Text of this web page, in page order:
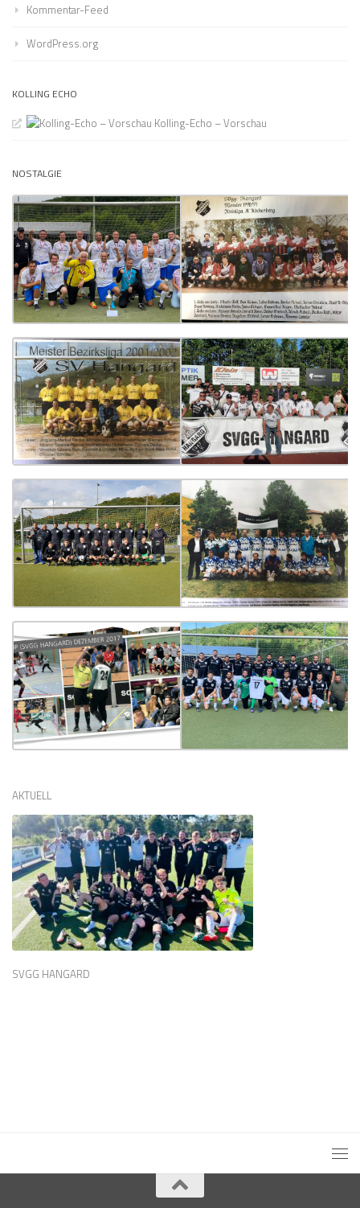
Kommentar-Feed
WordPress.org
KOLLING ECHO
Kolling-Echo – Vorschau
NOSTALGIE
AKTUELL
SVGG HANGARD